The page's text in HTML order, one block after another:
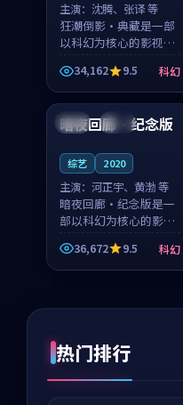
主演： 沈腾、张译 等
狂潮倒影·典藏是一部
以科幻为核心的影视作
品，围绕危机、反转与
人物成长展开，整体节
奏紧凑，值得推荐观
看。
34,162 9.5 科幻
英国 热播
暗夜回廊·纪念版
综艺 2020
主演： 河正宇、黄渤 等
暗夜回廊·纪念版是一
部以科幻为核心的影视
作品，围绕危机、反转
与人物成长展开，整体
节奏紧凑，值得推荐观
36,672 9.5 科幻
热门排行
99:22